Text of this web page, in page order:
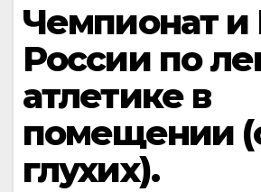
Чемпионат и
России по
атлетике в
помещении
глухих).